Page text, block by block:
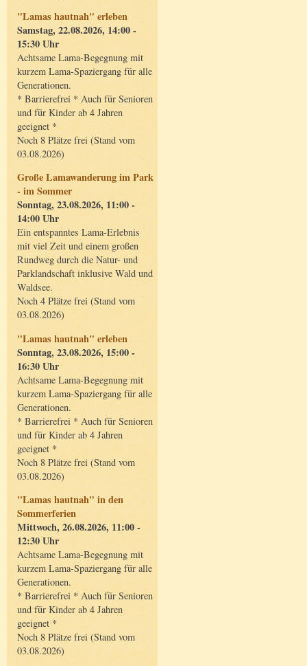
"Lamas hautnah" erleben
Samstag, 22.08.2026, 14:00 -
15:30 Uhr
Achtsame Lama-Begegnung mit
kurzem Lama-Spaziergang für alle
Generationen.
* Barrierefrei * Auch für Senioren
und für Kinder ab 4 Jahren
geeignet *
Noch 8 Plätze frei (Stand vom
03.08.2026)
Große Lamawanderung im Park
- im Sommer
Sonntag, 23.08.2026, 11:00 -
14:00 Uhr
Ein entspanntes Lama-Erlebnis
mit viel Zeit und einem großen
Rundweg durch die Natur- und
Parklandschaft inklusive Wald und
Waldsee.
Noch 4 Plätze frei (Stand vom
03.08.2026)
"Lamas hautnah" erleben
Sonntag, 23.08.2026, 15:00 -
16:30 Uhr
Achtsame Lama-Begegnung mit
kurzem Lama-Spaziergang für alle
Generationen.
* Barrierefrei * Auch für Senioren
und für Kinder ab 4 Jahren
geeignet *
Noch 8 Plätze frei (Stand vom
03.08.2026)
"Lamas hautnah" in den
Sommerferien
Mittwoch, 26.08.2026, 11:00 -
12:30 Uhr
Achtsame Lama-Begegnung mit
kurzem Lama-Spaziergang für alle
Generationen.
* Barrierefrei * Auch für Senioren
und für Kinder ab 4 Jahren
geeignet *
Noch 8 Plätze frei (Stand vom
03.08.2026)